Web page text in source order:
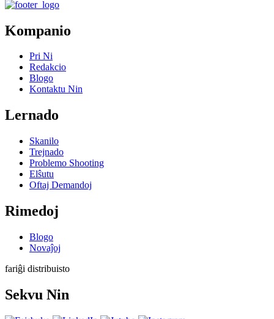
Kompanio
Pri Ni
Redakcio
Blogo
Kontaktu Nin
Lernado
Skanilo
Trejnado
Problemo Shooting
Elŝutu
Oftaj Demandoj
Rimedoj
Blogo
Novaĵoj
fariĝi distribuisto
Sekvu Nin